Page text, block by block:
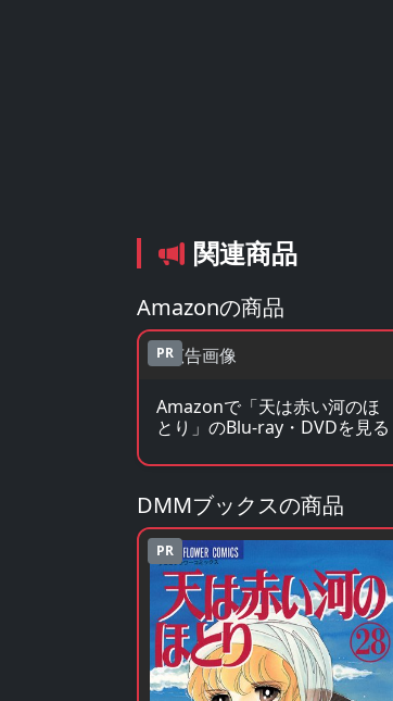
関連商品
Amazonの商品
PR
Amazonで「天は赤い河のほ
とり」のBlu-ray・DVDを見る
DMMブックスの商品
PR